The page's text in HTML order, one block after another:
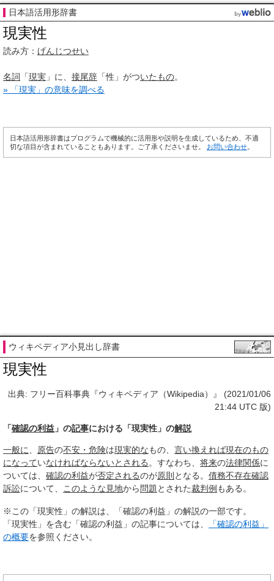
日本語活用形辞書
現実性
読み方： げんじつせい
名詞 「現実 」に、 接尾辞 「性」がついたもの。
» 「現実」の意味を調べる
日本語活用形辞書はプログラムで機械的に活用形や説明を生成しているため、不適
切な項目が含まれていることもあります。ご了承くださいませ。 お問い合わせ
ウィキペディア小見出し辞書
現実性
出典: フリー百科事典『ウィキペディア（Wikipedia）』 (2021/01/06
21:44 UTC 版)
「確認の利益 」の記事における「現実性」の解説
一般に 原告の不安・危険は現実的なもの、 言い換えれば現在のもの
になっていなければならないとされる 。すなわち、 将来の法律関係に
ついては、 確認の利益が否定されるのが原則 となる。 債務不存在確認
訴訟について、 このような 見地から 問題とされた裁判例 もある。
※この「現実性」の解説は、「確認の利益」の解説の一部です。
「現実性」を含む「確認の利益」の記事については、
「確認の利益」
の概要を参照ください。